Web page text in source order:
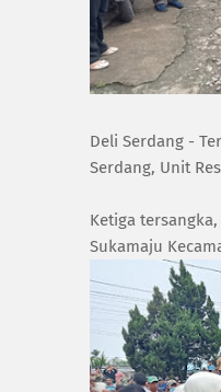
Deli Serdang -
Serdang, Unit
Ketiga
Sukamaju